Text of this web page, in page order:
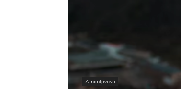
Zanimljivosti